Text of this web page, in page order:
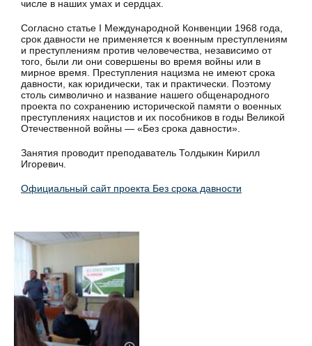
числе в наших умах и сердцах.
Согласно статье I Международной Конвенции 1968 года,
срок давности не применяется к военным преступлениям
и преступлениям против человечества, независимо от
того, были ли они совершены во время войны или в
мирное время. Преступления нацизма не имеют срока
давности, как юридически, так и практически. Поэтому
столь символично и название нашего общенародного
проекта по сохранению исторической памяти о военных
преступлениях нацистов и их пособников в годы Великой
Отечественной войны — «Без срока давности».
Занятия проводит преподаватель Толдыкин Кирилл
Игоревич.
Официальный сайт проекта Без срока давности